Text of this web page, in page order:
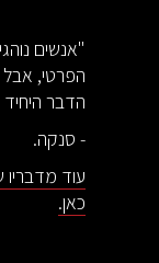
"אנשים
הפרטי, אבל
הדבר היחיד
- סנקה.
עוד
כאן.